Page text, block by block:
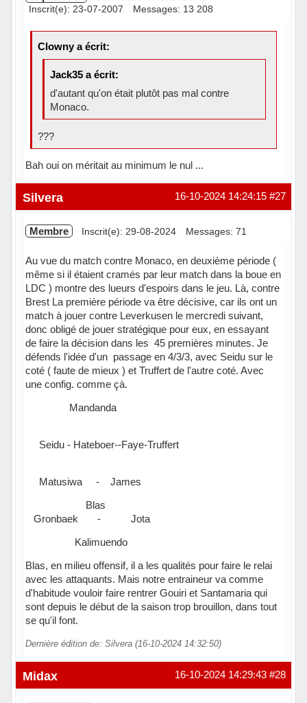
Inscrit(e): 23-07-2007
Messages: 13 208
Clowny a écrit:
Jack35 a écrit:
d'autant qu'on était plutôt pas mal contre
Monaco.
???
Bah oui on méritait au minimum le nul ...
Hors ligne #27
16-10-2024 14:24:15
Silvera
Membre Inscrit(e): 29-08-2024 Messages: 71
Au vue du match contre Monaco, en deuxième période (
même si il étaient cramés par leur match dans la boue en
LDC ) montre des lueurs d'espoirs dans le jeu. Là, contre
Brest La première période va être décisive, car ils ont un
match à jouer contre Leverkusen le mercredi suivant,
donc obligé de jouer stratégique pour eux, en essayant
de faire la décision dans les 45 premières minutes. Je
défends l'idée d'un passage en 4/3/3, avec Seidu sur le
coté ( faute de mieux ) et Truffert de l'autre coté. Avec
une config. comme çà.
Mandanda
Seidu - Hateboer--Faye-Truffert
Matusiwa - James
Blas
Gronbaek - Jota
Kalimuendo
Blas, en milieu offensif, il a les qualités pour faire le relai
avec les attaquants. Mais notre entraineur va comme
d'habitude vouloir faire rentrer Gouiri et Santamaria qui
sont depuis le début de la saison trop brouillon, dans tout
se qu'il font.
Dernière édition de: Silvera (16-10-2024 14:32:50)
Hors ligne #28
16-10-2024 14:29:43
Midax